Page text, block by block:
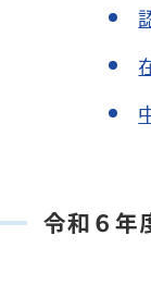
令和６年